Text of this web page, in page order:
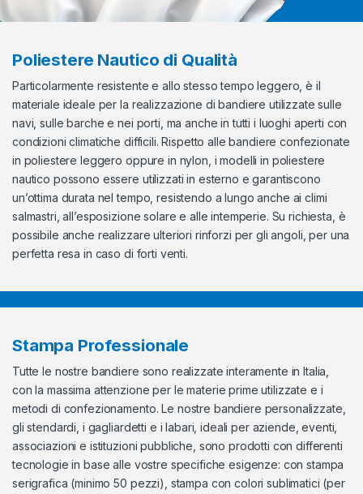
Poliestere Nautico di Qualità
Particolarmente resistente e allo stesso tempo leggero, è il
materiale ideale per la realizzazione di bandiere utilizzate sulle
navi, sulle barche e nei porti, ma anche in tutti i luoghi aperti con
condizioni climatiche difficili. Rispetto alle bandiere confezionate
in poliestere leggero oppure in nylon, i modelli in poliestere
nautico possono essere utilizzati in esterno e garantiscono
un’ottima durata nel tempo, resistendo a lungo anche ai climi
salmastri, all’esposizione solare e alle intemperie. Su richiesta, è
possibile anche realizzare ulteriori rinforzi per gli angoli, per una
perfetta resa in caso di forti venti.
Stampa Professionale
Tutte le nostre bandiere sono realizzate interamente in Italia,
con la massima attenzione per le materie prime utilizzate e i
metodi di confezionamento. Le nostre bandiere personalizzate,
gli stendardi, i gagliardetti e i labari, ideali per aziende, eventi,
associazioni e istituzioni pubbliche, sono prodotti con differenti
tecnologie in base alle vostre specifiche esigenze: con stampa
serigrafica (minimo 50 pezzi), stampa con colori sublimatici (per